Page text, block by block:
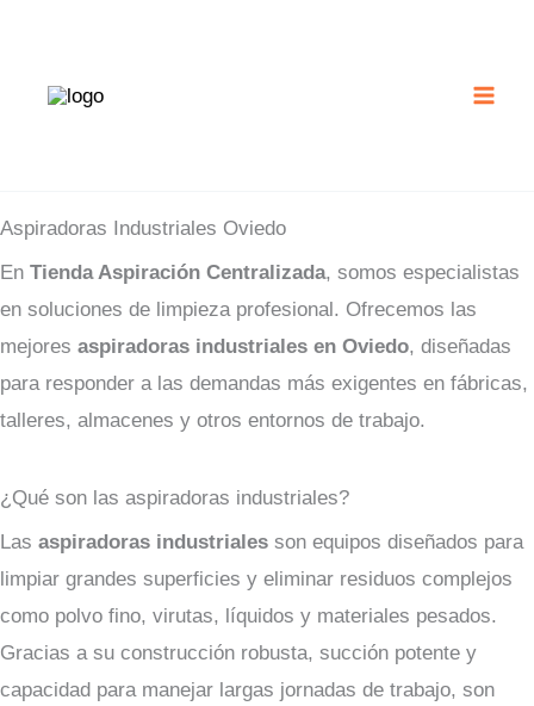
contenido
Aspiradoras Industriales Oviedo
En Tienda Aspiración Centralizada, somos especialistas
en soluciones de limpieza profesional. Ofrecemos las
mejores aspiradoras industriales en Oviedo, diseñadas
para responder a las demandas más exigentes en fábricas,
talleres, almacenes y otros entornos de trabajo.
¿Qué son las aspiradoras industriales?
Las aspiradoras industriales son equipos diseñados para
limpiar grandes superficies y eliminar residuos complejos
como polvo fino, virutas, líquidos y materiales pesados.
Gracias a su construcción robusta, succión potente y
capacidad para manejar largas jornadas de trabajo, son